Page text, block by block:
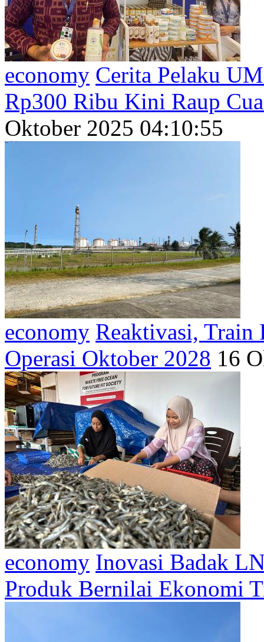
economy Cerita Pelaku
Rp300 Ribu Kini Raup
Oktober 2025 04:10:55
economy Reaktivasi, Train
Operasi Oktober 2028 16
economy Inovasi Badak
Produk Bernilai Ekonomi